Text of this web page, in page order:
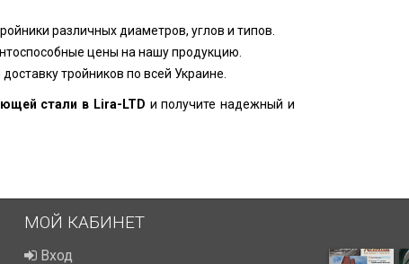
различных диаметров, углов и типов.
цены на нашу продукцию.
тройников по всей Украине.
стали в Lira-LTD и получите надежный и
МОЙ КАБИНЕТ
Вход